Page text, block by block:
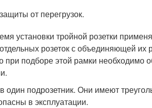
от перегрузок.
установки тройной розетки
розеток с объединяющей их
при подборе этой рамки необходимо
один подрозетник. Они имеют
в эксплуатации.